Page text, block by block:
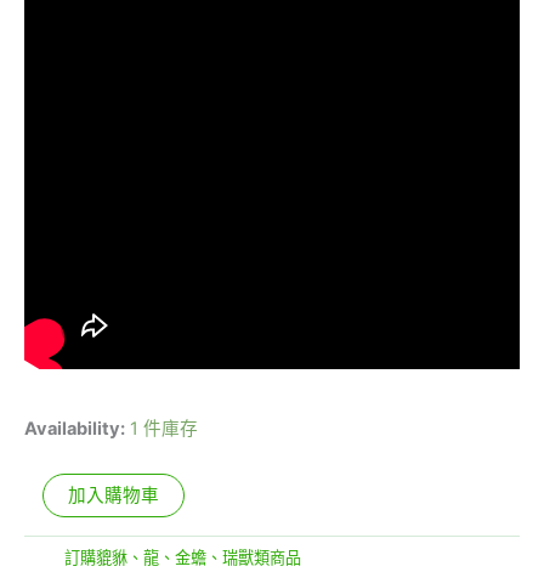
Availability: 1 件庫存
加入購物車
訂購貔貅、龍、金蟾、瑞獸類商品